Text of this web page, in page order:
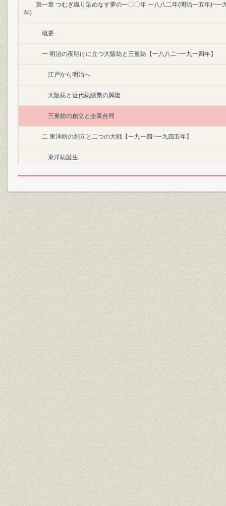
第一章 つむぎ織り染めなす夢の一〇〇年 一八八二年(明治一五年)~一
年)
概要
一 明治の夜明けに立つ大阪紡と三重紡【一八八二~一九一四年】
江戸から明治へ
大阪紡と近代紡績業の興隆
三重紡の創立と企業合同
二 東洋紡の創立と二つの大戦【一九一四~一九四五年】
東洋紡誕生
輸出と在華紡
人絹事業への進出と多角化
深夜業の廃止と労務管理
大阪合同紡との合併
戦時統制と戦争の惨禍
三 焦土からよみがえり合繊への道へ【一九四五~一九六六年】
紡績復元と加工品・羊毛
化繊の復元と拡張
労務管理の民主化
合成繊維への道
綿不況からの脱出と加工品・羊毛その後
呉羽紡との合併
四 非繊維事業への展開【一九六六~一九八二年】
日米繊維交渉
合繊の強化
プラスチック・生化学への展開